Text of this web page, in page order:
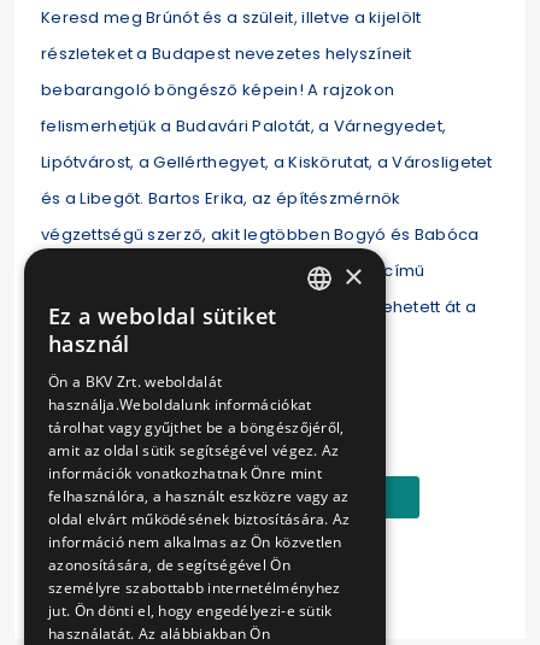
Keresd meg Brúnót és a szüleit, illetve a kijelölt
részleteket a Budapest nevezetes helyszíneit
bebarangoló böngésző képein! A rajzokon
felismerhetjük a Budavári Palotát, a Várnegyedet,
Lipótvárost, a Gellérthegyet, a Kiskörutat, a Városligetet
és a Libegőt. Bartos Erika, az építészmérnök
végzettségű szerző, akit legtöbben Bogyó és Babóca
meséiről ismerhetnek, Brúnó Budapesten című
sorozatáért 2023-ban Budapestért díjat vehetett át a
Fővárosi Közgyűléstől.
Ár:
5590 Ft
5000 Ft
Kosárba
×
Ez a weboldal sütiket
használ
Ön a BKV Zrt. weboldalát
használja.Weboldalunk információkat
tárolhat vagy gyűjthet be a böngészőjéről,
amit az oldal sütik segítségével végez. Az
információk vonatkozhatnak Önre mint
felhasználóra, a használt eszközre vagy az
oldal elvárt működésének biztosítására. Az
információ nem alkalmas az Ön közvetlen
azonosítására, de segítségével Ön
személyre szabottabb internetélményhez
jut. Ön dönti el, hogy engedélyezi-e sütik
használatát. Az alábbiakban Ön